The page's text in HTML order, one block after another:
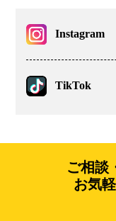
Instagram
TikTok
ご相談
お気